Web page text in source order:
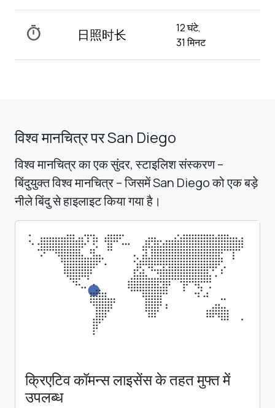
timer 日照时长
12 घंटे,
31 मिनट
विश्व मानचित्र पर San Diego
विश्व मानचित्र का एक सुंदर, स्टाइलिश संस्करण –
बिंदुयुक्त विश्व मानचित्र – जिसमें San Diego को एक बड़े
नीले बिंदु से हाइलाइट किया गया है।
क्रिएटिव कॉमन्स लाइसेंस के तहत मुफ्त में
उपलब्ध